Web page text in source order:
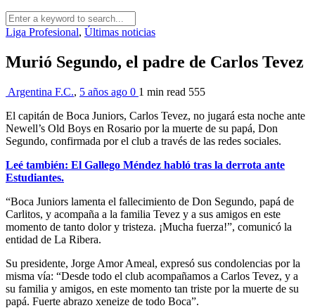
Liga Profesional, Últimas noticias
Murió Segundo, el padre de Carlos Tevez
Argentina F.C., 5 años ago 0 1 min read 555
El capitán de Boca Juniors, Carlos Tevez, no jugará esta noche ante
Newell’s Old Boys en Rosario por la muerte de su papá, Don
Segundo, confirmada por el club a través de las redes sociales.
Leé también: El Gallego Méndez habló tras la derrota ante
Estudiantes.
“Boca Juniors lamenta el fallecimiento de Don Segundo, papá de
Carlitos, y acompaña a la familia Tevez y a sus amigos en este
momento de tanto dolor y tristeza. ¡Mucha fuerza!”, comunicó la
entidad de La Ribera.
Su presidente, Jorge Amor Ameal, expresó sus condolencias por la
misma vía: “Desde todo el club acompañamos a Carlos Tevez, y a
su familia y amigos, en este momento tan triste por la muerte de su
papá. Fuerte abrazo xeneize de todo Boca”.